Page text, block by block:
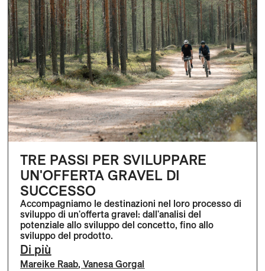
TRE PASSI PER SVILUPPARE
UN'OFFERTA GRAVEL DI
SUCCESSO
Accompagniamo le destinazioni nel loro processo di
sviluppo di un'offerta gravel: dall'analisi del
potenziale allo sviluppo del concetto, fino allo
sviluppo del prodotto.
Di più
Mareike Raab,Vanesa Gorgal